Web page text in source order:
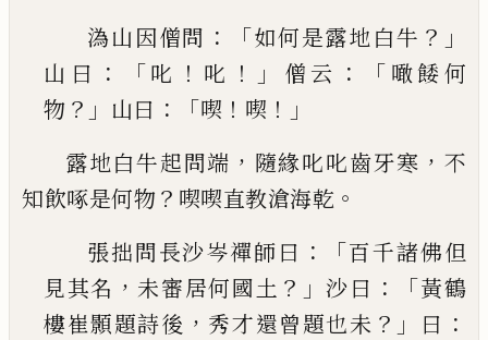
溈山因僧問 ：「如何是露地白牛 ？」
山曰 ：「叱 ！ 叱 ！」 僧云 ：「 噉餧何
物 ？」 山曰 ：「喫 ！ 喫 ！」
露地白牛起問端 ， 隨緣叱叱齒牙寒 ， 不
知飲啄是何物？ 喫喫直教滄海乾 。
張拙問長沙岑禪師曰 ：「百千諸佛但
見其名 ， 未審居何國土 ？」沙曰 ：「黃鶴
樓崔顥題詩後 ， 秀才還曾題也未 ？」 曰 ：